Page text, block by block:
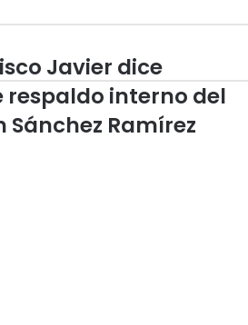
Javier dice
respaldo interno del
Sánchez Ramírez